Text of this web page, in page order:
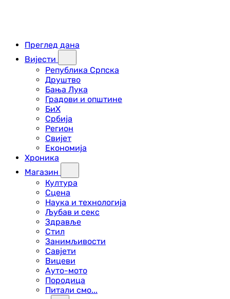
Преглед дана
Вијести
Република Српска
Друштво
Бања Лука
Градови и општине
БиХ
Србија
Регион
Свијет
Економија
Хроника
Магазин
Култура
Сцена
Наука и технологија
Љубав и секс
Здравље
Стил
Занимљивости
Савјети
Вицеви
Ауто-мото
Породица
Питали смо...